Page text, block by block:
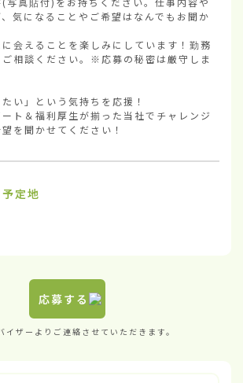
気になることやご希望はなんでもお聞か
に会えることを楽しみにしています！勤務
相談ください。※応募の秘密は厳守しま
い」という気持ちを応援！
ト＆福利厚生が揃った当社でチャレンジ
を聞かせてください！
定地
応募する
イザーよりご連絡させていただきます。